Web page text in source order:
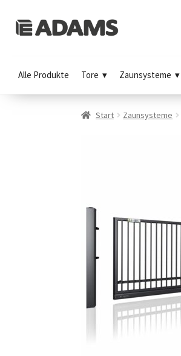
Alle Produkte Tore Zaunsysteme
Start Zaunsysteme